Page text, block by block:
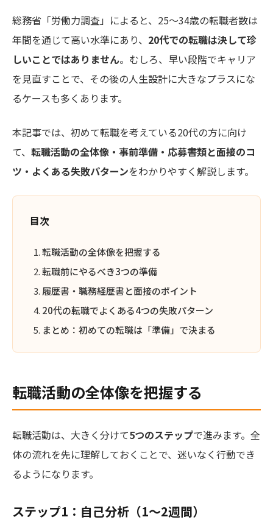
総務省「労働力調査」によると、25〜34歳の転職者数は
年間を通じて高い水準にあり、 20代での転職は決して珍
しいことではありません。むしろ、早い段階でキャリア
を見直すことで、その後の人生設計に大きなプラスにな
るケースも多くあります。
本記事では、初めて転職を考えている20代の方に向け
て、 転職活動の全体像・事前準備・応募書類と面接のコ
ツ・よくある失敗パターンをわかりやすく解説します。
目次
転職活動の全体像を把握する
転職前にやるべき3つの準備
履歴書・職務経歴書と面接のポイント
20代の転職でよくある4つの失敗パターン
まとめ：初めての転職は「準備」で決まる
転職活動の全体像を把握する
転職活動は、大きく分けて5つのステップで進みます。全
体の流れを先に理解しておくことで、迷いなく行動でき
るようになります。
ステップ1：自己分析（1〜2週間）